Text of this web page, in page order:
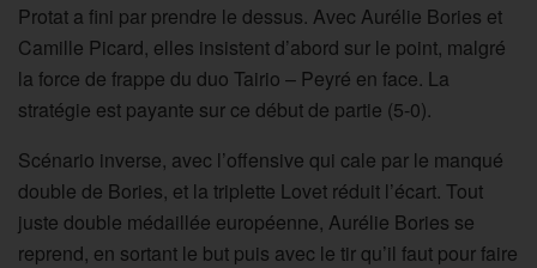
Protat a fini par prendre le dessus. Avec Aurélie Bories et
Camille Picard, elles insistent d’abord sur le point, malgré
la force de frappe du duo Tairio – Peyré en face. La
stratégie est payante sur ce début de partie (5-0).
Scénario inverse, avec l’offensive qui cale par le manqué
double de Bories, et la triplette Lovet réduit l’écart. Tout
juste double médaillée européenne, Aurélie Bories se
reprend, en sortant le but puis avec le tir qu’il faut pour faire